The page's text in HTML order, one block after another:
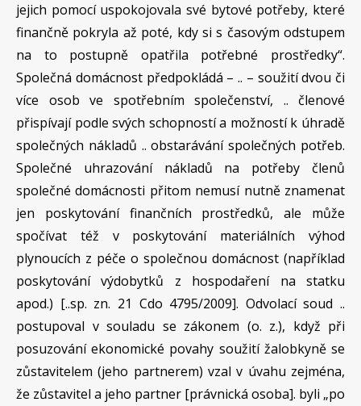
jejich pomocí uspokojovala své bytové potřeby, které
finančně pokryla až poté, kdy si s časovým odstupem
na to postupně opatřila potřebné prostředky“.
Společná domácnost předpokládá – .. – soužití dvou či
více osob ve spotřebním společenství, .. členové
přispívají podle svých schopností a možností k úhradě
společných nákladů .. obstarávání společných potřeb.
Společné uhrazování nákladů na potřeby členů
společné domácnosti přitom nemusí nutně znamenat
jen poskytování finančních prostředků, ale může
spočívat též v poskytování materiálních výhod
plynoucích z péče o společnou domácnost (například
poskytování výdobytků z hospodaření na statku
apod.) [..sp. zn. 21 Cdo 4795/2009]. Odvolací soud ..
postupoval v souladu se zákonem (o. z.), když při
posuzování ekonomické povahy soužití žalobkyně se
zůstavitelem (jeho partnerem) vzal v úvahu zejména,
že zůstavitel a jeho partner [právnická osoba]. byli „po